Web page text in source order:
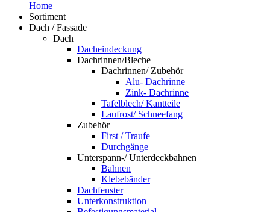
Home
Sortiment
Dach / Fassade
Dach
Dacheindeckung
Dachrinnen/Bleche
Dachrinnen/ Zubehör
Alu- Dachrinne
Zink- Dachrinne
Tafelblech/ Kantteile
Laufrost/ Schneefang
Zubehör
First / Traufe
Durchgänge
Unterspann-/ Unterdeckbahnen
Bahnen
Klebebänder
Dachfenster
Unterkonstruktion